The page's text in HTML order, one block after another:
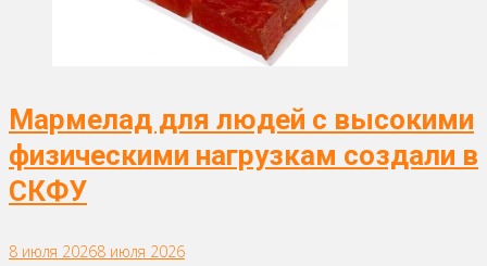
Мармелад для людей с высокими
физическими нагрузкам создали в
СКФУ
8 июля 20268 июля 2026